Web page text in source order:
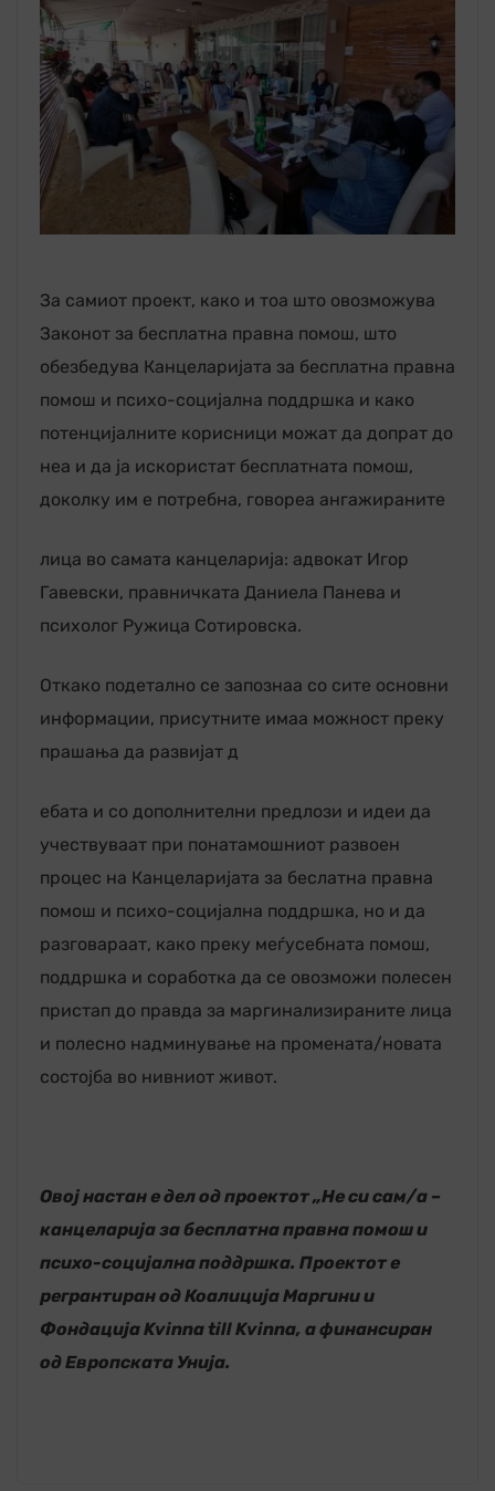
За самиот проект, како и тоа што овозможува
Законот за бесплатна правна помош, што
обезбедува Канцеларијата за бесплатна правна
помош и психо-социјална поддршка и како
потенцијалните корисници можат да допрат до
неа и да ја искористат бесплатната помош,
доколку им е потребна, говореа ангажираните
лица во самата канцеларија: адвокат Игор
Гавевски, правничката Даниела Панева и
психолог Ружица Сотировска.
Откако подетално се запознаа со сите основни
информации, присутните имаа можност преку
прашања да развијат д
ебата и со дополнителни предлози и идеи да
учествуваат при понатамошниот развоен
процес на Канцеларијата за беслатна правна
помош и психо-социјална поддршка, но и да
разговараат, како преку меѓусебната помош,
поддршка и соработка да се овозможи полесен
пристап до правда за маргинализираните лица
и полесно надминување на промената/новата
состојба во нивниот живот.
Овој настан е дел од проектот „Не си сам/а –
канцеларија за бесплатна правна помош и
психо-социјална поддршка. Проектот е
регрантиран од Коалиција Маргини и
Фондација Kvinna till Kvinna, а финансиран
од Европската Унија.